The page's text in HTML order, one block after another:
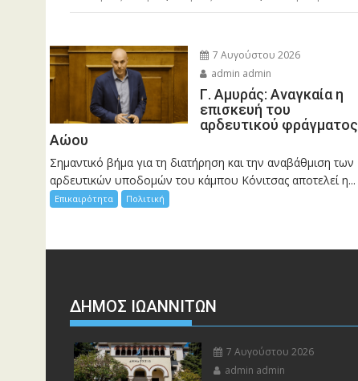
7 Αυγούστου 2026
admin admin
Γ. Αμυράς: Αναγκαία η
επισκευή του
αρδευτικού φράγματος
Αώου
Σημαντικό βήμα για τη διατήρηση και την αναβάθμιση των
αρδευτικών υποδομών του κάμπου Κόνιτσας αποτελεί η...
Επικαιρότητα Πολιτική
ΔΗΜΟΣ ΙΩΑΝΝΙΤΩΝ
7 Αυγούστου 2026
admin admin